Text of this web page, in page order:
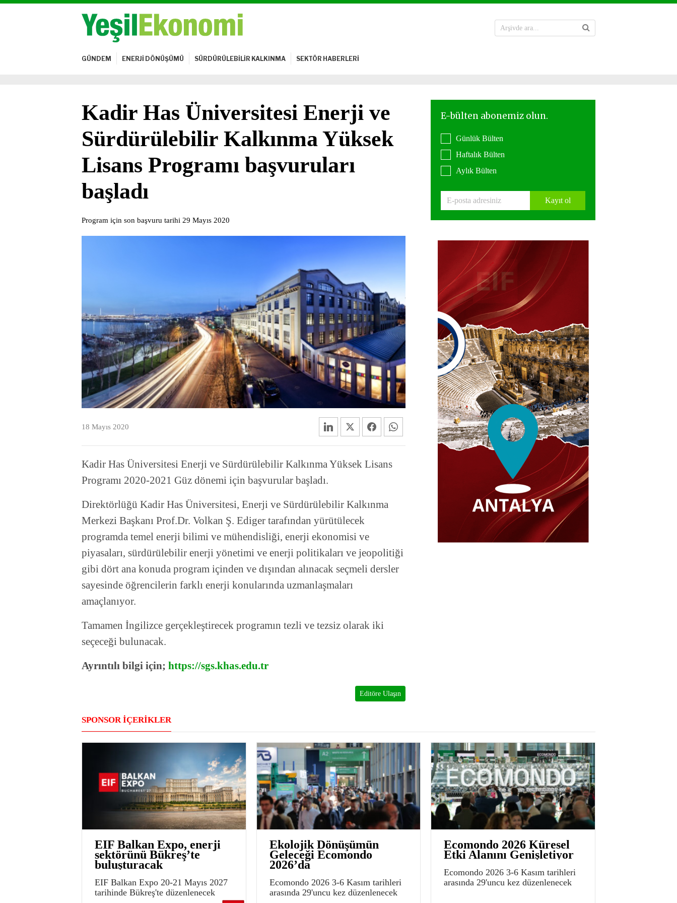
GÜNDEM ENERJİ DÖNÜŞÜMÜ SÜRDÜRÜLEBİLİR KALKINMA SEKTÖR HABERLERİ
Kadir Has Üniversitesi Enerji ve
Sürdürülebilir Kalkınma Yüksek
Lisans Programı başvuruları
başladı
Program için son başvuru tarihi 29 Mayıs 2020
18 Mayıs 2020
Kadir Has Üniversitesi Enerji ve Sürdürülebilir Kalkınma Yüksek Lisans
Programı 2020-2021 Güz dönemi için başvurular başladı.
Direktörlüğü Kadir Has Üniversitesi, Enerji ve Sürdürülebilir Kalkınma
Merkezi Başkanı Prof.Dr. Volkan Ş. Ediger tarafından yürütülecek
programda temel enerji bilimi ve mühendisliği, enerji ekonomisi ve
piyasaları, sürdürülebilir enerji yönetimi ve enerji politikaları ve jeopolitiği
gibi dört ana konuda program içinden ve dışından alınacak seçmeli dersler
sayesinde öğrencilerin farklı enerji konularında uzmanlaşmaları
amaçlanıyor.
Tamamen İngilizce gerçekleştirecek programın tezli ve tezsiz olarak iki
seçeceği bulunacak.
Ayrıntılı bilgi için; https://sgs.khas.edu.tr
Editöre Ulaşın
Günlük Bülten
Haftalık Bülten
Aylık Bülten
Kayıt ol
SPONSOR İÇERİKLER
EIF Balkan Expo, enerji
sektörünü Bükreş’te
buluşturacak
EIF Balkan Expo 20-21 Mayıs 2027
tarihinde Bükreş'te düzenlenecek
Ekolojik Dönüşümün
Geleceği Ecomondo
2026’da
Ecomondo 2026 3-6 Kasım tarihleri
arasında 29'uncu kez düzenlenecek
Ecomondo 2026 Küresel
Etki Alanını Genişletiyor
Ecomondo 2026 3-6 Kasım tarihleri
arasında 29'uncu kez düzenlenecek